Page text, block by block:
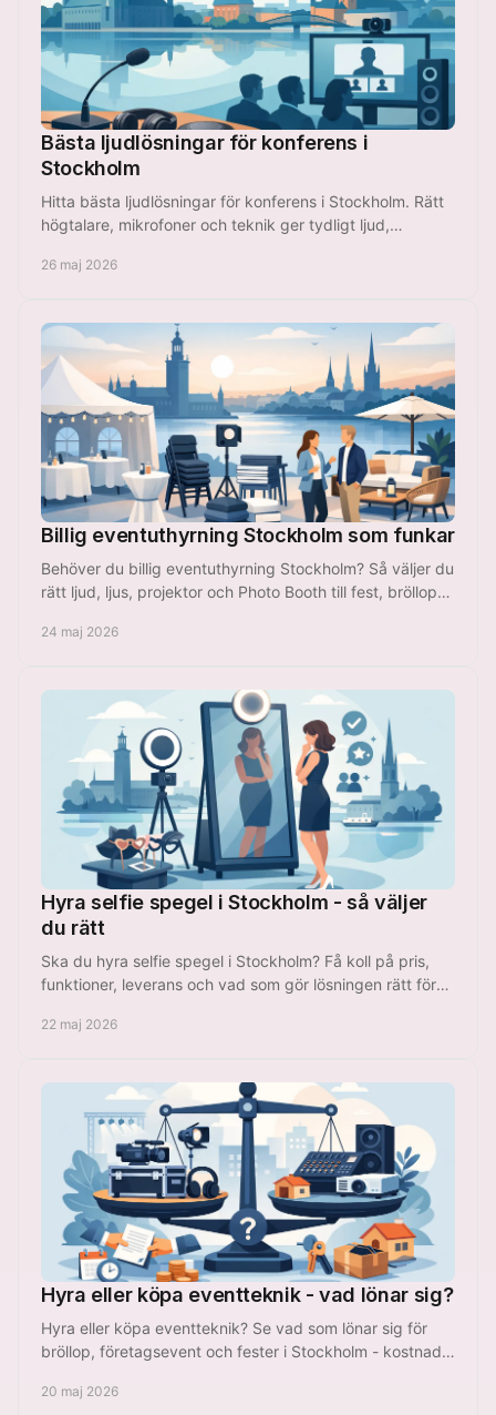
Bästa ljudlösningar för konferens i
Stockholm
Hitta bästa ljudlösningar för konferens i Stockholm. Rätt
högtalare, mikrofoner och teknik ger tydligt ljud,
26 maj 2026
Billig eventuthyrning Stockholm som funkar
Behöver du billig eventuthyrning Stockholm? Så väljer du
rätt ljud, ljus, projektor och Photo Booth till fest, bröllop
24 maj 2026
Hyra selfie spegel i Stockholm - så väljer
du rätt
Ska du hyra selfie spegel i Stockholm? Få koll på pris,
funktioner, leverans och vad som gör lösningen rätt för
22 maj 2026
Hyra eller köpa eventteknik - vad lönar sig?
Hyra eller köpa eventteknik? Se vad som lönar sig för
bröllop, företagsevent och fester i Stockholm - kostnad,
20 maj 2026